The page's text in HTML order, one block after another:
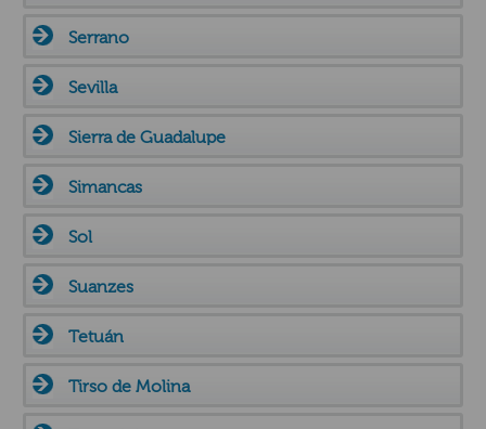
Serrano
Sevilla
Sierra de Guadalupe
Simancas
Sol
Suanzes
Tetuán
Tirso de Molina